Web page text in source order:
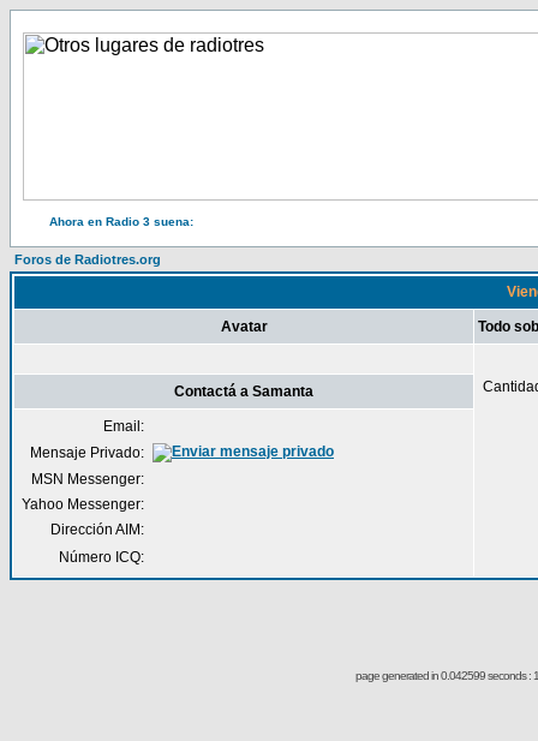
Ahora en Radio 3 suena:
Foros de Radiotres.org
Avatar Todo
Contactá a Samanta
Email:
Mensaje Privado:
MSN Messenger:
Yahoo Messenger:
Dirección AIM:
Número ICQ:
page generated in 0.042599 seconds :